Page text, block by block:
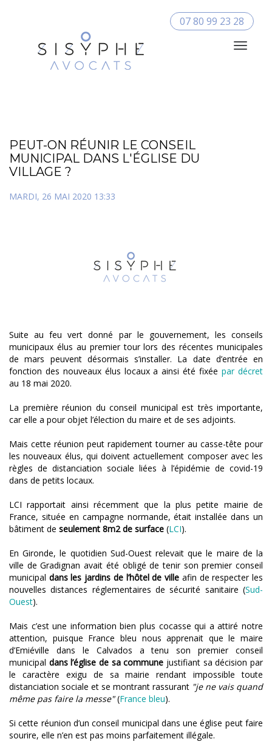
07 80 99 23 28
Toggle
PEUT-ON RÉUNIR LE CONSEIL
MUNICIPAL DANS L'ÉGLISE DU
VILLAGE ?
MARDI, 26 MAI 2020 13:33
Suite au feu vert donné par le gouvernement, les conseils
municipaux élus au premier tour lors des récentes municipales
de mars peuvent désormais s’installer. La date d’entrée en
fonction des nouveaux élus locaux a ainsi été fixéepar décret
au 18 mai 2020.
La première réunion du conseil municipal est très importante,
car elle a pour objet l’élection du maire et de ses adjoints.
Mais cette réunion peut rapidement tourner au casse-tête pour
les nouveaux élus, qui doivent actuellement composer avec les
règles de distanciation sociale liées à l’épidémie de covid-19
dans de petits locaux.
LCI rapportait ainsi récemment que la plus petite mairie de
France, située en campagne normande, était installée dans un
bâtiment de seulement 8m2 de surface (LCI).
En Gironde, le quotidien Sud-Ouest relevait que le maire de la
ville de Gradignan avait été obligé de tenir son premier conseil
municipal dans les jardins de l’hôtel de ville afin de respecter les
nouvelles distances réglementaires de sécurité sanitaire (Sud-
Ouest).
Mais c’est une information bien plus cocasse qui a attiré notre
attention, puisque France bleu nous apprenait que le maire
d’Emiéville dans le Calvados a tenu son premier conseil
municipal dans l’église de sa commune justifiant sa décision par
le caractère exigu de sa mairie rendant impossible toute
distanciation sociale et se montrant rassurant "je ne vais quand
même pas faire la messe"(France bleu).
Si cette réunion d’un conseil municipal dans une église peut faire
sourire, elle n’en est pas moins parfaitement illégale.